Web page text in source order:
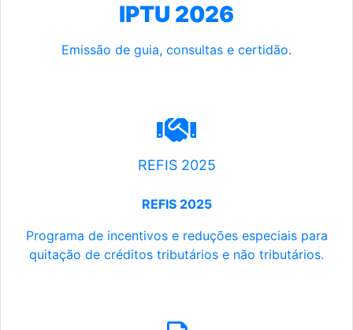
IPTU 2026
Emissão de guia, consultas e certidão.
REFIS 2025
REFIS 2025
Programa de incentivos e reduções especiais para
quitação de créditos tributários e não tributários.